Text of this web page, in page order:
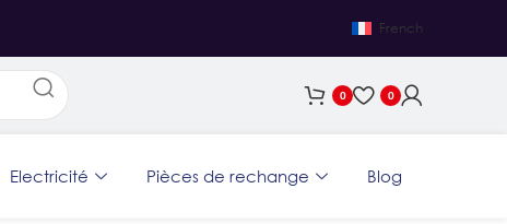
French
0 0
Electricité Pièces de rechange Blog